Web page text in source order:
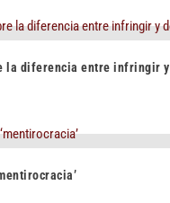
la diferencia entre infringir y